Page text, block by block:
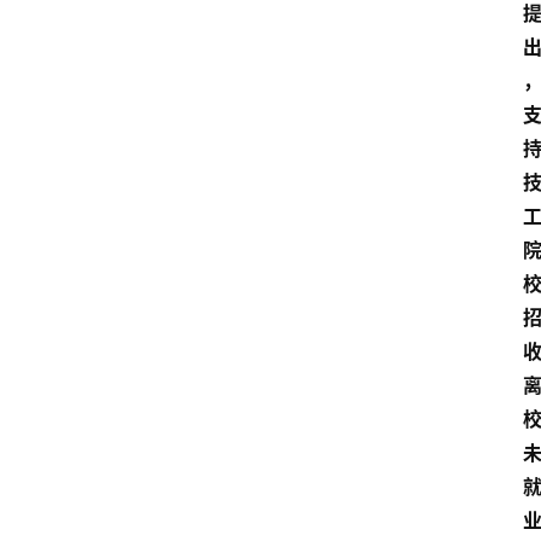
提
出
，
支
持
技
工
院
校
招
收
离
校
未
就
业